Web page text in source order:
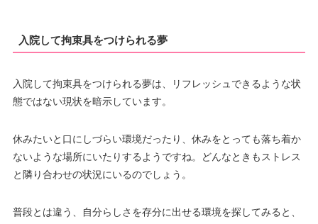
入院して拘束具をつけられる夢
入院して拘束具をつけられる夢は、リフレッシュできるような状
態ではない現状を暗示しています。
休みたいと口にしづらい環境だったり、休みをとっても落ち着か
ないような場所にいたりするようですね。どんなときもストレス
と隣り合わせの状況にいるのでしょう。
普段とは違う、自分らしさを存分に出せる環境を探してみると、